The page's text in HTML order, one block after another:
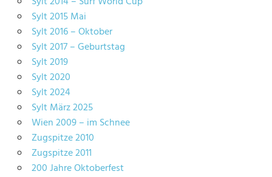
Sylt 2015 Mai
Sylt 2016 – Oktober
Sylt 2017 – Geburtstag
Sylt 2019
Sylt 2020
Sylt 2024
Sylt März 2025
Wien 2009 – im Schnee
Zugspitze 2010
Zugspitze 2011
200 Jahre Oktoberfest